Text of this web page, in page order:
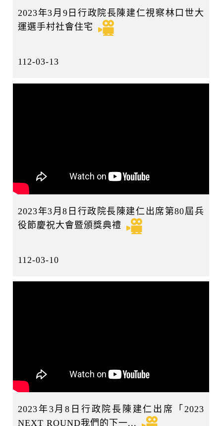
2023年3月9日行政院長陳建仁視察林口世大
運選手村社會住宅
112-03-13
2023年3月8日行政院長陳建仁出席第80屆兵
役節慶祝大會暨頒獎典禮
112-03-10
2023年3月8日行政院長陳建仁出席「2023
NEXT ROUND我們的下一...